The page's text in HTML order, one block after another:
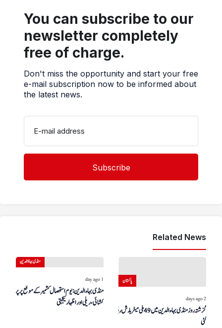
You can subscribe to our
newsletter completely
free of charge.
Don't miss the opportunity and start your free
e-mail subscription now to be informed about
the latest news.
E-mail address
Related News
منڈی بہاؤالدین
1 day ago
منڈی بہاءالدین: یوم استحصال کشمیر کے موقع پر پرچم
کشائی، ریلی اور اظہار یکجہتی
پاکستان
2 days ago
گزشتہ روز منڈی بہاءالدین میں 49 ملی میٹر بارش ریکارڈ کی
گئی